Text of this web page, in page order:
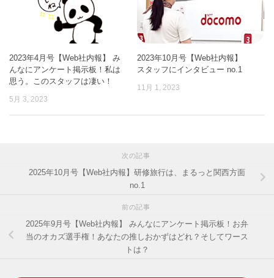
2023年4月号【Web社内報】 み
んなにアンケート掲示板！私は
思う。このスタッフは凄い！
5月 3, 2023
2023年10月号【Web社内報】
スタッフにインタビュー no.1
11月 1, 2023
次の記事
2025年10月号【Web社内報】研修旅行は、まるっと関西方面
no.1
前の記事
2025年9月号【Web社内報】 みんなにアンケート掲示板！お弁
当のオカズ選手権！あなたの推しおかずはどれ？そしてワース
トは？